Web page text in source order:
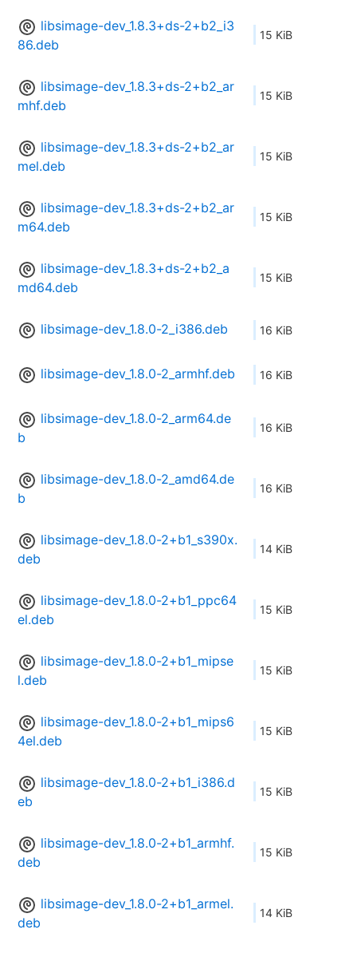
libsimage-dev_1.8.3+ds-2+b2_i3
86.deb
15 KiB
libsimage-dev_1.8.3+ds-2+b2_ar
mhf.deb
15 KiB
libsimage-dev_1.8.3+ds-2+b2_ar
mel.deb
15 KiB
libsimage-dev_1.8.3+ds-2+b2_ar
m64.deb
15 KiB
libsimage-dev_1.8.3+ds-2+b2_a
md64.deb
15 KiB
libsimage-dev_1.8.0-2_i386.deb 16 KiB
libsimage-dev_1.8.0-2_armhf.deb 16 KiB
libsimage-dev_1.8.0-2_arm64.de
b
16 KiB
libsimage-dev_1.8.0-2_amd64.de
b
16 KiB
libsimage-dev_1.8.0-2+b1_s390x.
deb
14 KiB
libsimage-dev_1.8.0-2+b1_ppc64
el.deb
15 KiB
libsimage-dev_1.8.0-2+b1_mipse
l.deb
15 KiB
libsimage-dev_1.8.0-2+b1_mips6
4el.deb
15 KiB
libsimage-dev_1.8.0-2+b1_i386.d
eb
15 KiB
libsimage-dev_1.8.0-2+b1_armhf.
deb
15 KiB
libsimage-dev_1.8.0-2+b1_armel.
deb
14 KiB